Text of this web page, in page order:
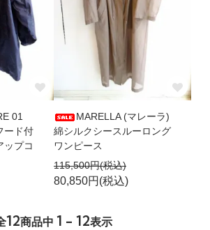
01
ード付
ップコ
MARELLA (マレーラ)
綿シルクシースルーロング
ワンピース
115,500円(税込)
80,850円(税込)
12商品中 1 - 12表示